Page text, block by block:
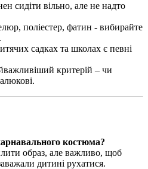
сидіти вільно, але не надто
поліестер, фатин - вибирайте
садках та школах є певні
критерій – чи
костюма?
образ, але важливо, щоб
дитині рухатися.